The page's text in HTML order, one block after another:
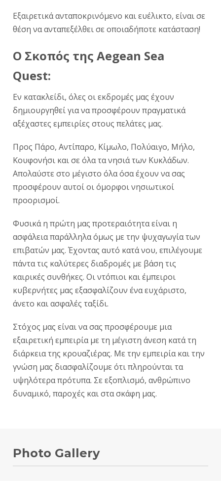
Εξαιρετικά ανταποκρινόμενο και ευέλικτο, είναι σε
θέση να ανταπεξέλθει σε οποιαδήποτε κατάσταση!
Ο Σκοπός της Aegean Sea
Quest:
Εν κατακλείδι, όλες οι εκδρομές μας έχουν
δημιουργηθεί για να προσφέρουν πραγματικά
αξέχαστες εμπειρίες στους πελάτες μας.
Προς Πάρο, Αντίπαρο, Κίμωλο, Πολύαιγο, Μήλο,
Κουφονήσι και σε όλα τα νησιά των Κυκλάδων.
Απολαύστε στο μέγιστο όλα όσα έχουν να σας
προσφέρουν αυτοί οι όμορφοι νησιωτικοί
προορισμοί.
Φυσικά η πρώτη μας προτεραιότητα είναι η
ασφάλεια παράλληλα όμως με την ψυχαγωγία των
επιβατών μας. Έχοντας αυτό κατά νου, επιλέγουμε
πάντα τις καλύτερες διαδρομές με βάση τις
καιρικές συνθήκες. Οι ντόπιοι και έμπειροι
κυβερνήτες μας εξασφαλίζουν ένα ευχάριστο,
άνετο και ασφαλές ταξίδι.
Στόχος μας είναι να σας προσφέρουμε μια
εξαιρετική εμπειρία με τη μέγιστη άνεση κατά τη
διάρκεια της κρουαζιέρας. Με την εμπειρία και την
γνώση μας διασφαλίζουμε ότι πληρούνται τα
υψηλότερα πρότυπα. Σε εξοπλισμό, ανθρώπινο
δυναμικό, παροχές και στα σκάφη μας.
Photo Gallery